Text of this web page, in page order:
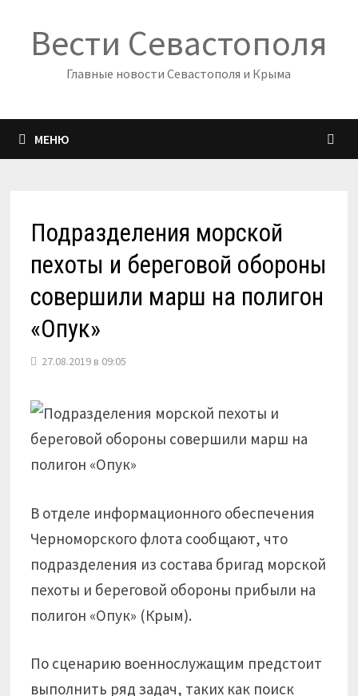
содержимому
Вести Севастополя
Главные новости Севастополя и Крыма
МЕНЮ
Подразделения морской
пехоты и береговой обороны
совершили марш на полигон
«Опук»
27.08.2019 в 09:05
В отделе информационного обеспечения
Черноморского флота сообщают, что
подразделения из состава бригад морской
пехоты и береговой обороны прибыли на
полигон «Опук» (Крым).
По сценарию военнослужащим предстоит
выполнить ряд задач, таких как поиск